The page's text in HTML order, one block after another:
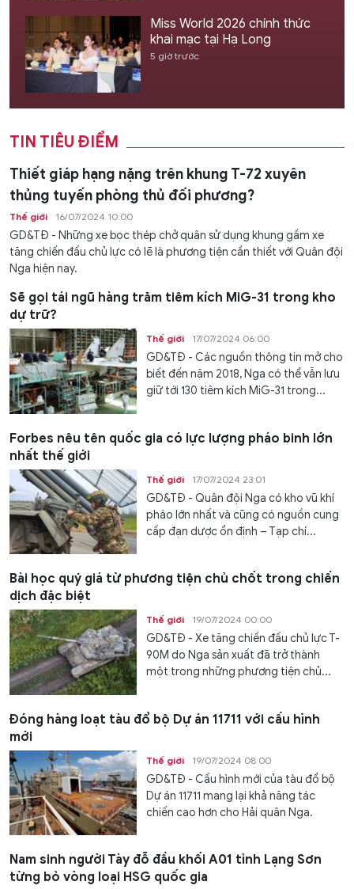
Miss World 2026 chính thức
khai mạc tại Hạ Long
5 giờ trước
TIN TIÊU ĐIỂM
Thiết giáp hạng nặng trên khung T-72 xuyên
thủng tuyến phòng thủ đối phương?
Thế giới 16/07/2024 10:00
GD&TĐ - Những xe bọc thép chở quân sử dụng khung gầm xe
tăng chiến đấu chủ lực có lẽ là phương tiện cần thiết với Quân đội
Nga hiện nay.
Sẽ gọi tái ngũ hàng trăm tiêm kích MiG-31 trong kho
dự trữ?
Thế giới 17/07/2024 06:00
GD&TĐ - Các nguồn thông tin mở cho
biết đến năm 2018, Nga có thể vẫn lưu
giữ tới 130 tiêm kích MiG-31 trong...
Forbes nêu tên quốc gia có lực lượng pháo binh lớn
nhất thế giới
Thế giới 17/07/2024 23:01
GD&TĐ - Quân đội Nga có kho vũ khí
pháo lớn nhất và cũng có nguồn cung
cấp đạn dược ổn định – Tạp chí...
Bài học quý giá từ phương tiện chủ chốt trong chiến
dịch đặc biệt
Thế giới 19/07/2024 00:00
GD&TĐ - Xe tăng chiến đấu chủ lực T-
90M do Nga sản xuất đã trở thành
một trong những phương tiện chủ...
Đóng hàng loạt tàu đổ bộ Dự án 11711 với cấu hình
mới
Thế giới 19/07/2024 08:00
GD&TĐ - Cấu hình mới của tàu đổ bộ
Dự án 11711 mang lại khả năng tác
chiến cao hơn cho Hải quân Nga.
Nam sinh người Tày đỗ đầu khối A01 tỉnh Lạng Sơn
từng bỏ vòng loại HSG quốc gia